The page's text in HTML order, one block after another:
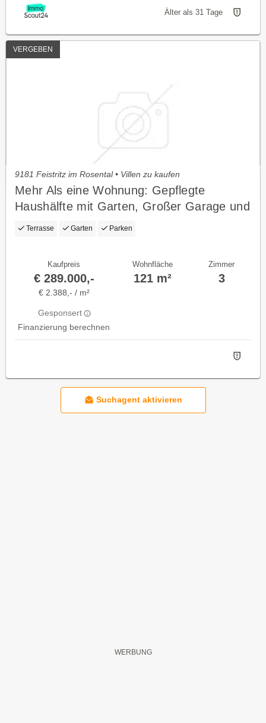
Älter als 31 Tage
VERGEBEN
9181 Feistritz im Rosental • Villen zu kaufen
Mehr Als eine Wohnung: Gepflegte
Haushälfte mit Garten, Großer Garage und
Homeoffice im Rosental
Terrasse Garten Parken
Kaufpreis
€ 289.000,-
€ 2.388,- / m²
Gesponsert
Finanzierung berechnen
Wohnfläche
121 m²
Zimmer
3
Suchagent aktivieren